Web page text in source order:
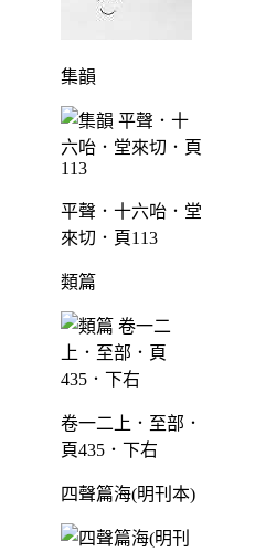
集韻
平聲．十六咍．堂
來切．頁113
類篇
卷一二上．至部．
頁435．下右
四聲篇海(明刊本)